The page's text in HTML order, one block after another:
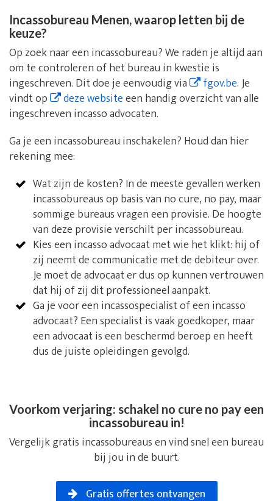
Incassobureau Menen, waarop letten bij de
keuze?
Op zoek naar een incassobureau? We raden je altijd aan
om te controleren of het bureau in kwestie is
ingeschreven. Dit doe je eenvoudig via
fgov.be. Je
vindt op
deze websiteeen handig overzicht van alle
ingeschreven incasso advocaten.
Ga je een incassobureau inschakelen? Houd dan hier
rekening mee:
Wat zijn de kosten? In de meeste gevallen werken
incassobureaus op basis van no cure, no pay, maar
sommige bureaus vragen een provisie. De hoogte
van deze provisie verschilt per incassobureau.
Kies een incasso advocaat met wie het klikt: hij of
zij neemt de communicatie met de debiteur over.
Je moet de advocaat er dus op kunnen vertrouwen
dat hij of zij dit professioneel aanpakt.
Ga je voor een incassospecialist of een incasso
advocaat? Een specialist is vaak goedkoper, maar
een advocaat is een beschermd beroep en heeft
dus de juiste opleidingen gevolgd.
Voorkom verjaring: schakel no cure no pay een
incassobureau in!
Vergelijk gratis incassobureaus en vind snel een bureau
bij jou in de buurt.
Gratis offertes ontvangen